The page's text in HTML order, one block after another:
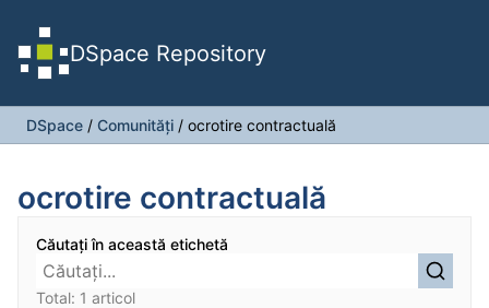
DSpace Repository
DSpace / Comunități / ocrotire contractuală
ocrotire contractuală
Căutați în această etichetă
Total: 1 articol